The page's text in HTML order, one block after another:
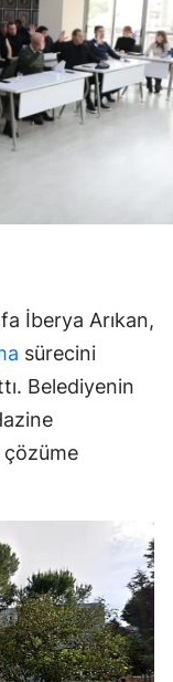
İberya Arıkan,
sürecini
Belediyenin
çözüme